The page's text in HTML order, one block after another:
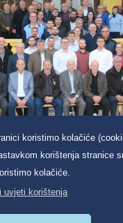
koristimo kolačiće
korištenja stranice
kolačiće.
uvjeti korištenja